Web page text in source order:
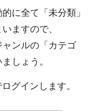
に全て「未分類」
ますので、
ャンルの「カテゴ
しょう。
グインします。